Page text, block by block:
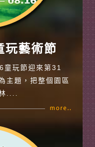
玩藝術節
玩節迎來第31
主題，把整個園區
....